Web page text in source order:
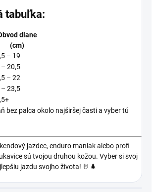
tabuľka:
dlane
(cm)
– 19
– 20,5
– 22
23,5
bez palca okolo najširšej časti a vyber tú
jazdec, enduro maniak alebo profi
sú tvojou druhou kožou. Vyber si svoj
jazdu svojho života! 🤘🌲